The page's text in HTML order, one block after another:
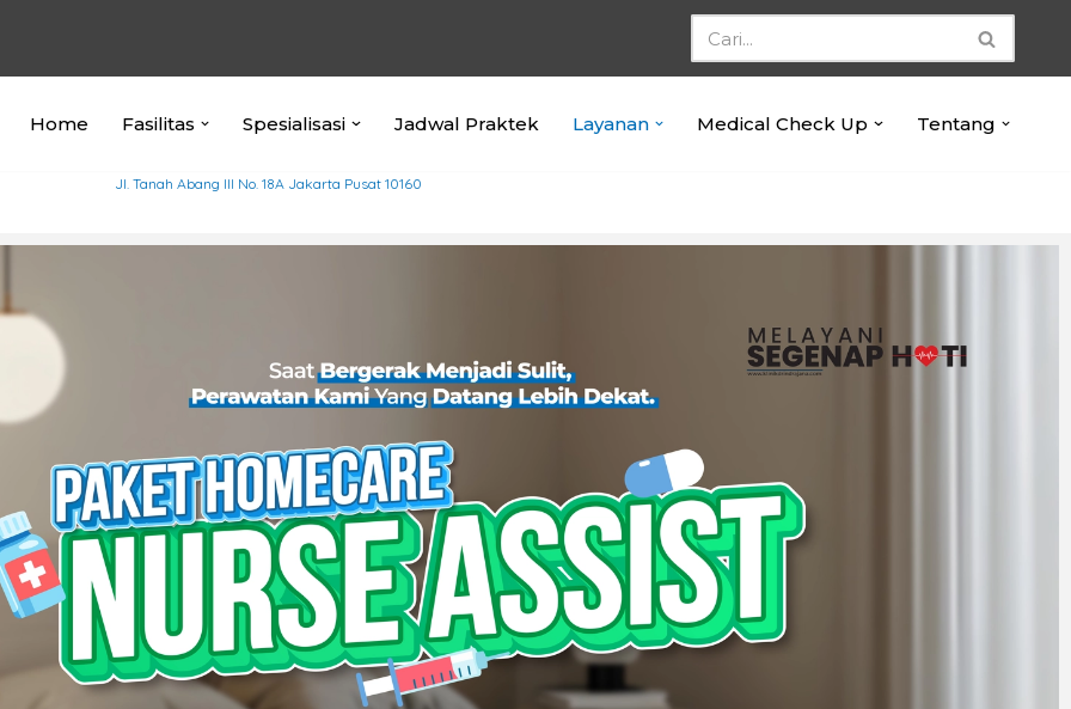
Home Fasilitas Spesialisasi Jadwal Praktek Layanan Medical Check Up Tentang
Jl. Tanah Abang III No. 18A Jakarta Pusat 10160